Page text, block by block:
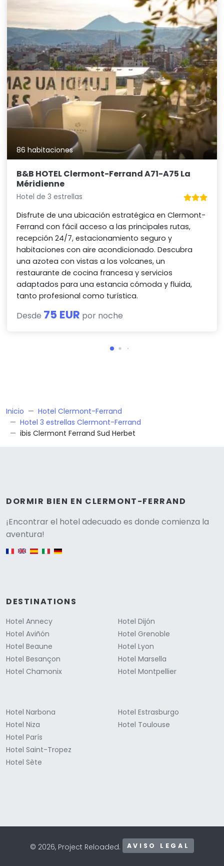
86 habitaciones
B&B HOTEL Clermont-Ferrand A71-A75 La
Méridienne
Hotel de 3 estrellas
Disfrute de una ubicación estratégica en Clermont-
Ferrand con fácil acceso a las principales rutas,
recepción 24/7, estacionamiento seguro y
habitaciones con aire acondicionado. Descubra
una azotea con vistas a los volcanes, un
restaurante de cocina francesa y servicios
adaptados para una estancia cómoda y fluida,
tanto profesional como turística.
Desde 75 EUR por noche
Inicio
Hotel Clermont-Ferrand
Hotel 3 estrellas Clermont-Ferrand
ibis Clermont Ferrand Sud Herbet
DORMIR BIEN EN CLERMONT-FERRAND
¡Encontrar el hotel adecuado es donde comienza la
aventura!
English version
DESTINATIONS
Hotel Annecy
Hotel Aviñón
Hotel Beaune
Hotel Besançon
Hotel Chamonix
Hotel Dijón
Hotel Grenoble
Hotel Lyon
Hotel Marsella
Hotel Montpellier
Hotel Narbona
Hotel Niza
Hotel París
Hotel Saint-Tropez
Hotel Sète
Hotel Estrasburgo
Hotel Toulouse
© 2026, Project Reloaded. AVISO LEGAL